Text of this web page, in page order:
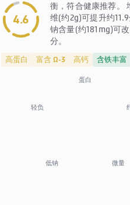
4.6
衡，符合健康推荐。
维(约2g)可提升约
钠含量(约181mg)可改
分。
高蛋白 富含 Ω-3 高钙 含铁丰富
蛋白
微量
低钠
轻负